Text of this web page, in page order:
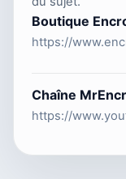
Boutique
https://
Chaîne
https://